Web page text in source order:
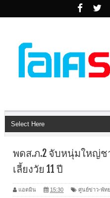
พดส.ภ.2 จับหนุ่มใหญ่ช
เลี้ยงวัย 11 ปี
แอดมิน 15:30 ศูนย์ข่าว-พัท